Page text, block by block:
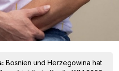
Bosnien und Herzegowina hat